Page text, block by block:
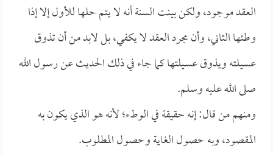
العقد موجود، ولكن بينت السنة أنه لا يتم حلها للأول إلا إذا
وطئها الثاني، وأن مجرد العقد لا يكفي، بل لابد من أن تذوق
عسيلته ويذوق عسيلتها كما جاء في ذلك الحديث عن رسول الله
صلى الله عليه وسلم.
ومنهم من قال: إنه حقيقة في الوطء؛ لأنه هو الذي يكون به
المقصود، وبه حصول الغاية وحصول المطلوب.